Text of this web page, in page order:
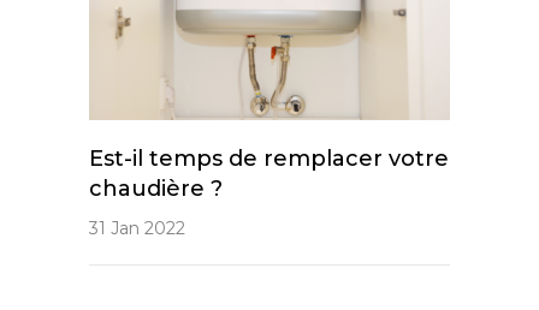
Est-il temps de remplacer votre
chaudière ?
31 Jan 2022